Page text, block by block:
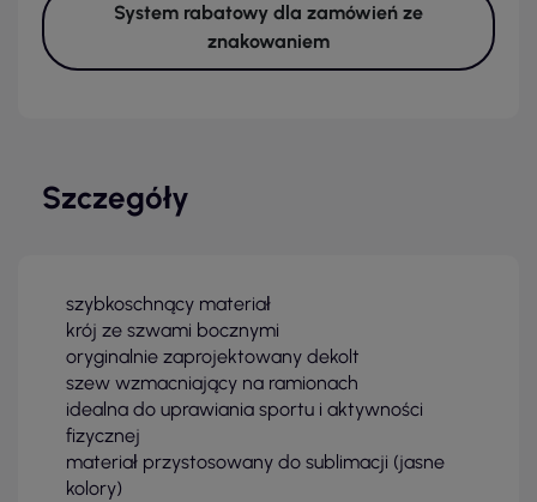
System rabatowy dla zamówień ze
znakowaniem
Szczegóły
szybkoschnący materiał
krój ze szwami bocznymi
oryginalnie zaprojektowany dekolt
szew wzmacniający na ramionach
idealna do uprawiania sportu i aktywności
fizycznej
materiał przystosowany do sublimacji (jasne
kolory)